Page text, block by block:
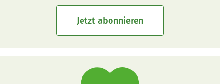
Jetzt abonnieren